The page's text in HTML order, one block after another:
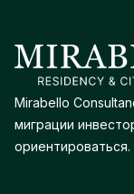
Mirabello
миграции
ориентироваться.